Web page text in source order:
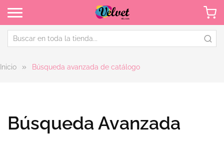
Inicio Búsqueda avanzada de catálogo
Búsqueda Avanzada